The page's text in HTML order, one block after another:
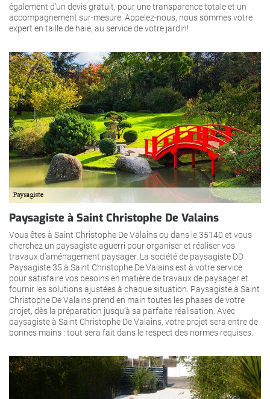
également d’un devis gratuit, pour une transparence totale et un
accompagnement sur-mesure. Appelez-nous, nous sommes votre
expert en taille de haie, au service de votre jardin!
Paysagiste à Saint Christophe De Valains
Vous êtes à Saint Christophe De Valains ou dans le 35140 et vous
cherchez un paysagiste aguerri pour organiser et réaliser vos
travaux d’aménagement paysager. La société de paysagiste DD
Paysagiste 35 à Saint Christophe De Valains est à votre service
pour satisfaire vos besoins en matière de travaux de paysager et
fournir les solutions ajustées à chaque situation. Paysagiste à Saint
Christophe De Valains prend en main toutes les phases de votre
projet, dès la préparation jusqu’à sa parfaite réalisation. Avec
paysagiste à Saint Christophe De Valains, votre projet sera entre de
bonnes mains : tout sera fait dans le respect des normes requises.